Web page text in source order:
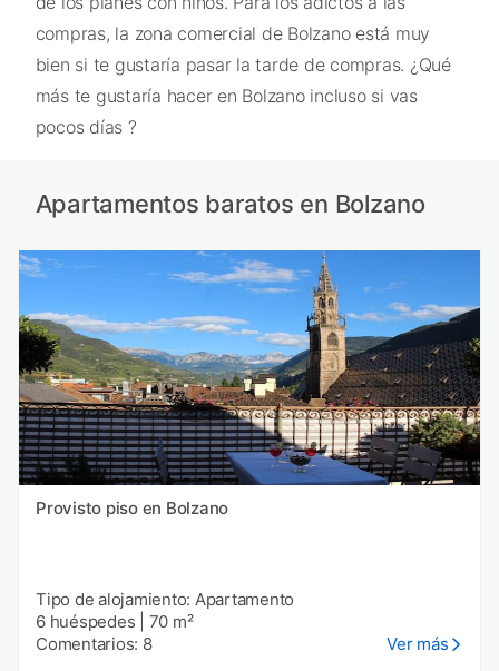
compras, la zona comercial de Bolzano está muy
bien si te gustaría pasar la tarde de compras. ¿Qué
más te gustaría hacer en Bolzano incluso si vas
pocos días ?
Apartamentos baratos en Bolzano
Provisto piso en Bolzano
Tipo de alojamiento: Apartamento
6 huéspedes
70 m²
Comentarios: 8
Ver más